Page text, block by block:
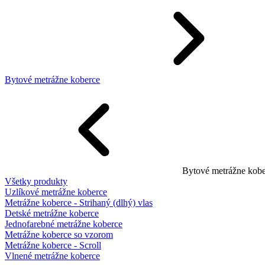
Bytové metrážne koberce
Bytové metrážne
Všetky produkty
Uzlíkové metrážne koberce
Metrážne koberce - Strihaný (dlhý) vlas
Detské metrážne koberce
Jednofarebné metrážne koberce
Metrážne koberce so vzorom
Metrážne koberce - Scroll
Vlnené metrážne koberce